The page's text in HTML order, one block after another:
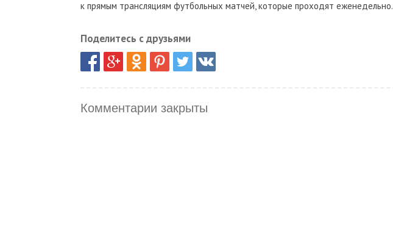
к прямым трансляциям футбольных матчей, которые проходят еженедельно.
Поделитесь с друзьями
Комментарии закрыты